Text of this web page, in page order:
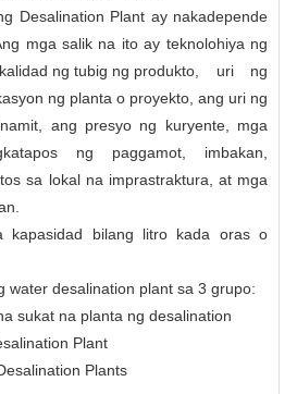
Desalination Plant ay nakadepende
mga salik na ito ay teknolohiya ng
ng tubig ng produkto , uri ng
ng planta o proyekto, ang uri ng
ang presyo ng kuryente, mga
ng paggamot, imbakan,
sa lokal na imprastraktura, at mga
kapasidad bilang litro kada oras o
water desalination plant sa 3 grupo:
sukat na planta ng desalination
Plant
Plants